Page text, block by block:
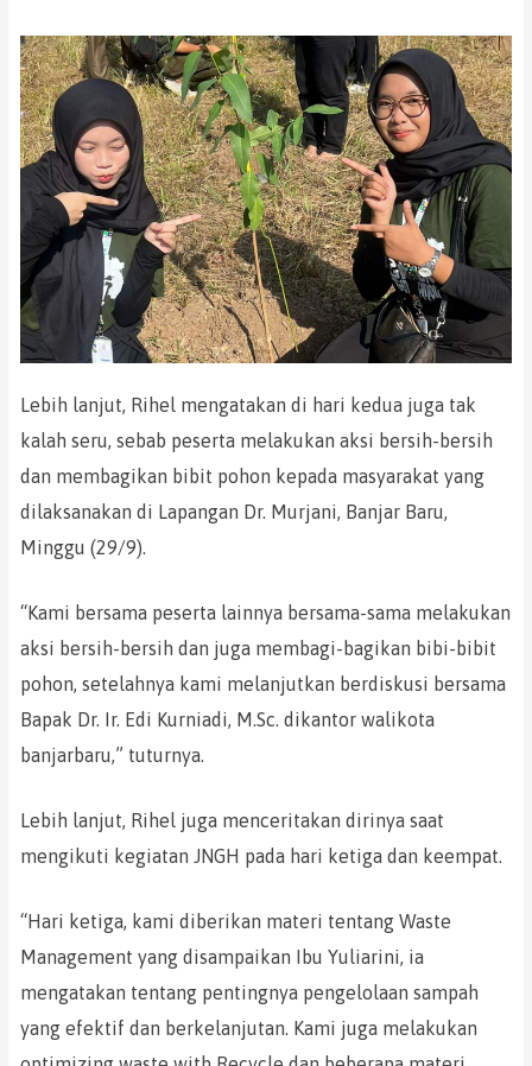
Lebih lanjut, Rihel mengatakan di hari kedua juga tak
kalah seru, sebab peserta melakukan aksi bersih-bersih
dan membagikan bibit pohon kepada masyarakat yang
dilaksanakan di Lapangan Dr. Murjani, Banjar Baru,
Minggu (29/9).
“Kami bersama peserta lainnya bersama-sama melakukan
aksi bersih-bersih dan juga membagi-bagikan bibi-bibit
pohon, setelahnya kami melanjutkan berdiskusi bersama
Bapak Dr. Ir. Edi Kurniadi, M.Sc. dikantor walikota
banjarbaru,” tuturnya.
Lebih lanjut, Rihel juga menceritakan dirinya saat
mengikuti kegiatan JNGH pada hari ketiga dan keempat.
“Hari ketiga, kami diberikan materi tentang Waste
Management yang disampaikan Ibu Yuliarini, ia
mengatakan tentang pentingnya pengelolaan sampah
yang efektif dan berkelanjutan. Kami juga melakukan